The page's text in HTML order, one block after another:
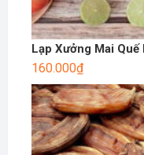
Lạp Xưởng Mai
160.000₫